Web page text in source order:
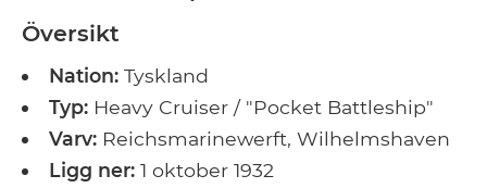
Översikt
Nation:Tyskland
Typ:Heavy Cruiser / "Pocket Battleship"
Varv:Reichsmarinewerft, Wilhelmshaven
Ligg ner:1 oktober 1932